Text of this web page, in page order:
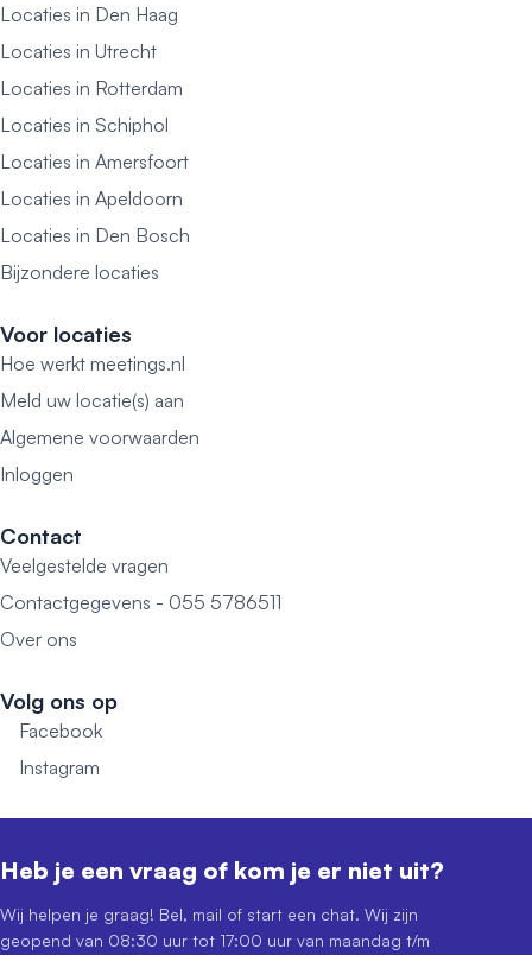
Locaties in Den Haag
Locaties in Utrecht
Locaties in Rotterdam
Locaties in Schiphol
Locaties in Amersfoort
Locaties in Apeldoorn
Locaties in Den Bosch
Bijzondere locaties
Voor locaties
Hoe werkt meetings.nl
Meld uw locatie(s) aan
Algemene voorwaarden
Inloggen
Contact
Veelgestelde vragen
Contactgegevens - 055 5786511
Over ons
Volg ons op
Facebook
Instagram
Heb je een vraag of kom je er niet uit?
Wij helpen je graag! Bel, mail of start een chat. Wij zijn
geopend van 08:30 uur tot 17:00 uur van maandag t/m